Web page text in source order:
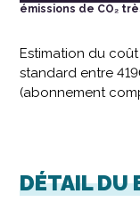
émissions de CO₂
Estimation du
standard entre
(abonnement
DÉTAIL DU